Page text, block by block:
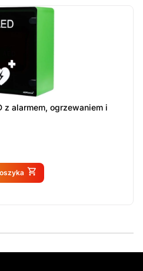
z alarmem, ogrzewaniem i
na